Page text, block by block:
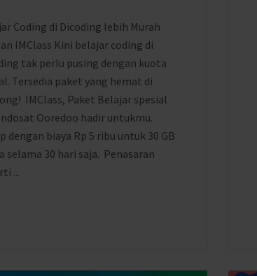
Coding di Dicoding lebih Murah
IMClass Kini belajar coding di
tak perlu pusing dengan kuota
Tersedia paket yang hemat di
IMClass, Paket Belajar spesial
Ooredoo hadir untukmu.
dengan biaya Rp 5 ribu untuk 30 GB
selama 30 hari saja. Penasaran
...